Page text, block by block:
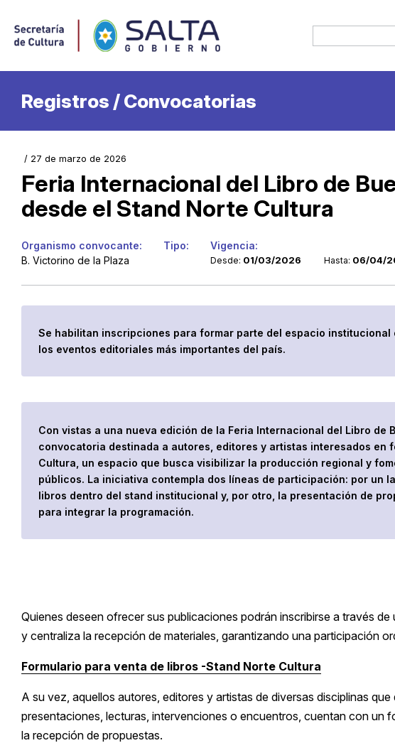
Registros / Convocatorias
/ 27 de marzo de 2026
Feria Internacional del Libro de
desde el Stand Norte Cultura
Organismo convocante:
B. Victorino de la Plaza
Tipo: Vigencia:
Desde: 01/03/2026 Hasta: 06/04/
Se habilitan inscripciones para formar parte del espacio institucional
los eventos editoriales más importantes del país.
Con vistas a una nueva edición de la Feria Internacional del Libro de
convocatoria destinada a autores, editores y artistas interesados en
Cultura, un espacio que busca visibilizar la producción regional y
públicos. La iniciativa contempla dos líneas de participación: por un
libros dentro del stand institucional y, por otro, la presentación de
para integrar la programación.
Quienes deseen ofrecer sus publicaciones podrán inscribirse a través
y centraliza la recepción de materiales, garantizando una participación
Formulario para venta de libros -Stand Norte Cultura
A su vez, aquellos autores, editores y artistas de diversas disciplinas
presentaciones, lecturas, intervenciones o encuentros, cuentan con un
la recepción de propuestas.